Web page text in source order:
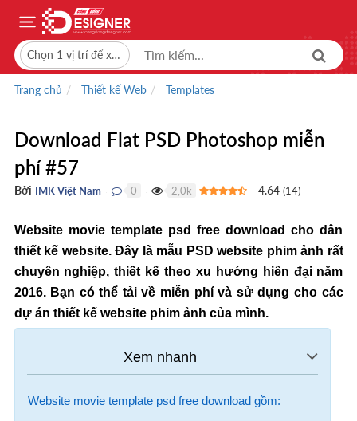
Chọn 1 vị trí để xem giá bán
Trang chủ Thiết kế Web Templates
Download Flat PSD Photoshop miễn
phí #57
Bởi IMK Việt Nam 0 2,0k 4.64 (14)
Website movie template psd free download cho dân
thiết kế website. Đây là mẫu PSD website phim ảnh rất
chuyên nghiệp, thiết kế theo xu hướng hiên đại năm
2016. Bạn có thể tải về miễn phí và sử dụng cho các
dự án thiết kế website phim ảnh của mình.
Website movie template psd free download gồm: